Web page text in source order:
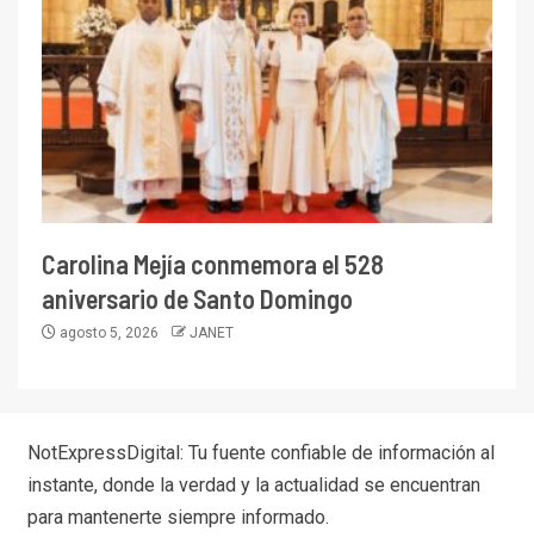
Carolina Mejía conmemora el 528
aniversario de Santo Domingo
agosto 5, 2026 JANET
NotExpressDigital: Tu fuente confiable de información al
instante, donde la verdad y la actualidad se encuentran
para mantenerte siempre informado.